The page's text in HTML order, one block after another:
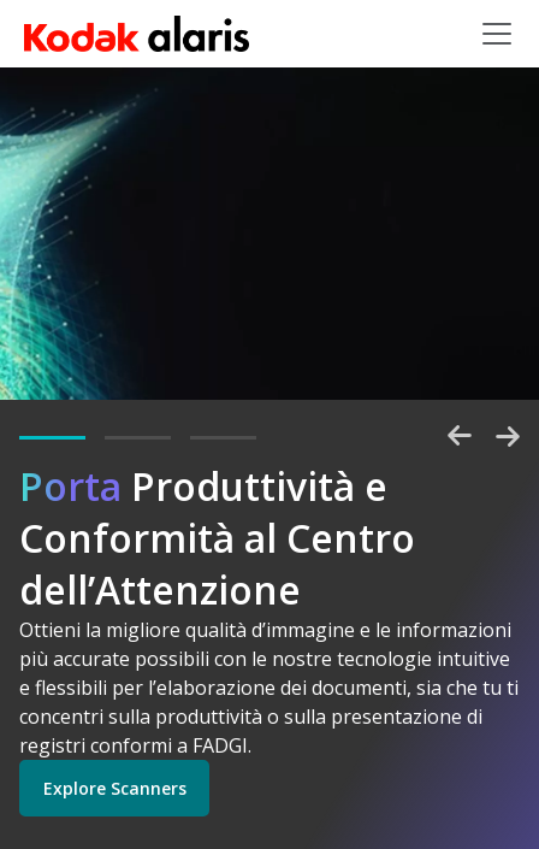
Salta al contenuto principale
Porta Produttività e
Conformità al Centro
dell’Attenzione
Ottieni la migliore qualità d’immagine e le informazioni
più accurate possibili con le nostre tecnologie intuitive
e flessibili per l’elaborazione dei documenti, sia che tu ti
concentri sulla produttività o sulla presentazione di
registri conformi a FADGI.
Explore Scanners
I-Powered
Inizia
Sbloccate
Kodak Alaris ha senso
Explore Software Explore Scanners
Explore Services